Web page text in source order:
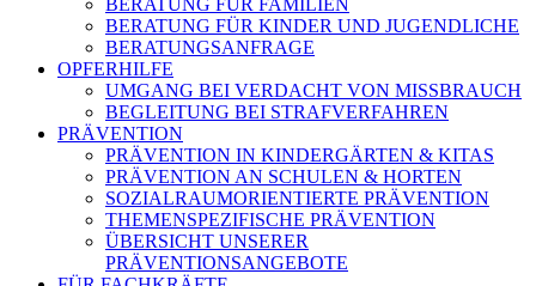
BERATUNG FÜR FAMILIEN
BERATUNG FÜR KINDER UND JUGENDLICHE
BERATUNGSANFRAGE
OPFERHILFE
UMGANG BEI VERDACHT VON MISSBRAUCH
BEGLEITUNG BEI STRAFVERFAHREN
PRÄVENTION
PRÄVENTION IN KINDERGÄRTEN & KITAS
PRÄVENTION AN SCHULEN & HORTEN
SOZIALRAUMORIENTIERTE PRÄVENTION
THEMENSPEZIFISCHE PRÄVENTION
ÜBERSICHT UNSERER
PRÄVENTIONSANGEBOTE